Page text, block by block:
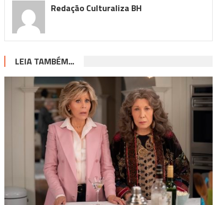
Redação Culturaliza BH
LEIA TAMBÉM...